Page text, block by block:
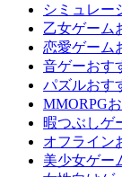
シミュレー
乙女ゲーム
恋愛ゲーム
音ゲーおす
パズルおす
MMORPG
暇つぶしゲ
オフライン
美少女ゲー